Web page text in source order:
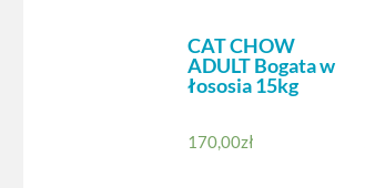
CAT CHOW
ADULT Bogata w
łososia 15kg
170,00zł